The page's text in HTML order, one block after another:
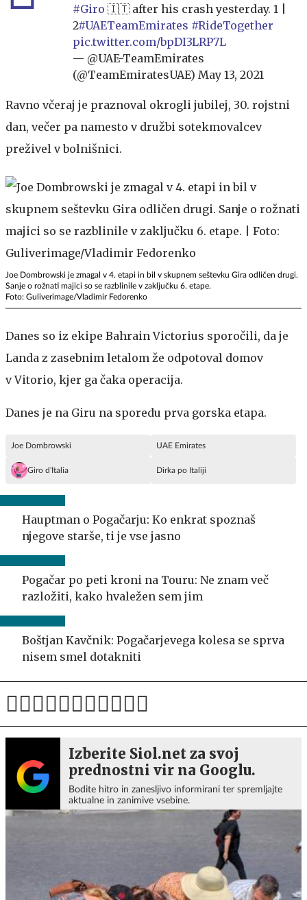
#Giro 🇮🇹 after his crash yesterday. 1 |
2#UAETeamEmirates #RideTogether
pic.twitter.com/bpDI3LRP7L
— @UAE-TeamEmirates
(@TeamEmiratesUAE) May 13, 2021
Ravno včeraj je praznoval okrogli jubilej, 30. rojstni
dan, večer pa namesto v družbi sotekmovalcev
preživel v bolnišnici.
Joe Dombrowski je zmagal v 4. etapi in bil v skupnem seštevku Gira odličen drugi.
Sanje o rožnati majici so se razblinile v zaključku 6. etape.
Foto: Guliverimage/Vladimir Fedorenko
Danes so iz ekipe Bahrain Victorius sporočili, da je
Landa z zasebnim letalom že odpotoval domov
v Vitorio, kjer ga čaka operacija.
Danes je na Giru na sporedu prva gorska etapa.
Joe Dombrowski UAE Emirates
Giro d'Italia Dirka po Italiji
Hauptman o Pogačarju: Ko enkrat spoznaš
njegove starše, ti je vse jasno
Pogačar po peti kroni na Touru: Ne znam več
razložiti, kako hvaležen sem jim
Boštjan Kavčnik: Pogačarjevega kolesa se sprva
nisem smel dotakniti
Izberite Siol.net za svoj
prednostni vir na Googlu.
Bodite hitro in zanesljivo informirani ter spremljajte
aktualne in zanimive vsebine.